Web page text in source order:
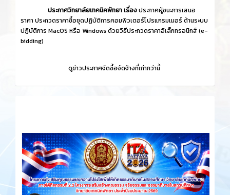
ประกาศวิทยาลัยเทคนิคพัทยา เรื่องประกาศผู้ชนะการเสนอ
ราคา ประกวดราคาซื้อชุดปฏิบัติการคอมพิวเตอร์โปรแกรมเมอร์ ด้านระบบ
ปฏิบัติการ MacOS หรือ Windows ด้วยวิธีประกวดราคาอิเล็กทรอนิกส์ (e-
bidding)
ดูข่าวประกาศจัดซื้อจัดจ้างที่เก่ากว่านี้